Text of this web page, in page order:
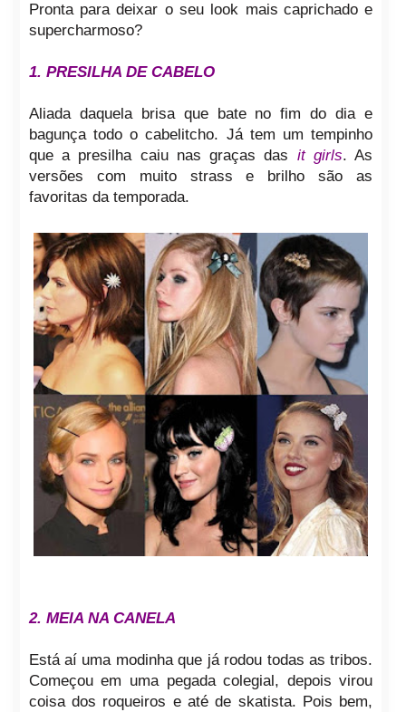
Pronta para deixar o seu look mais caprichado e
supercharmoso?
1. PRESILHA DE CABELO
Aliada daquela brisa que bate no fim do dia e
bagunça todo o cabelitcho. Já tem um tempinho
que a presilha caiu nas graças das it girls. As
versões com muito strass e brilho são as
favoritas da temporada.
2. MEIA NA CANELA
Está aí uma modinha que já rodou todas as tribos.
Começou em uma pegada colegial, depois virou
coisa dos roqueiros e até de skatista. Pois bem,